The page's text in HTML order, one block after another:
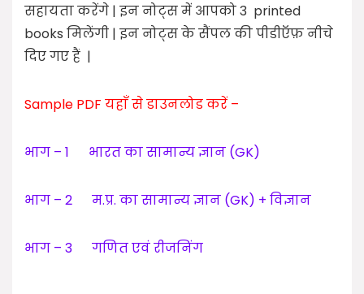
सहायता करेंगे | इन नोट्स में आपको 3 printed
books मिलेंगी | इन नोट्स के सैंपल की पीडीऍफ़ नीचे
दिए गए हैं |
Sample PDF यहाँ से डाउनलोड करें –
भाग – 1 भारत का सामान्य ज्ञान (GK)
भाग – 2 म.प्र. का सामान्य ज्ञान (GK) + विज्ञान
भाग – 3 गणित एवं रीजनिंग